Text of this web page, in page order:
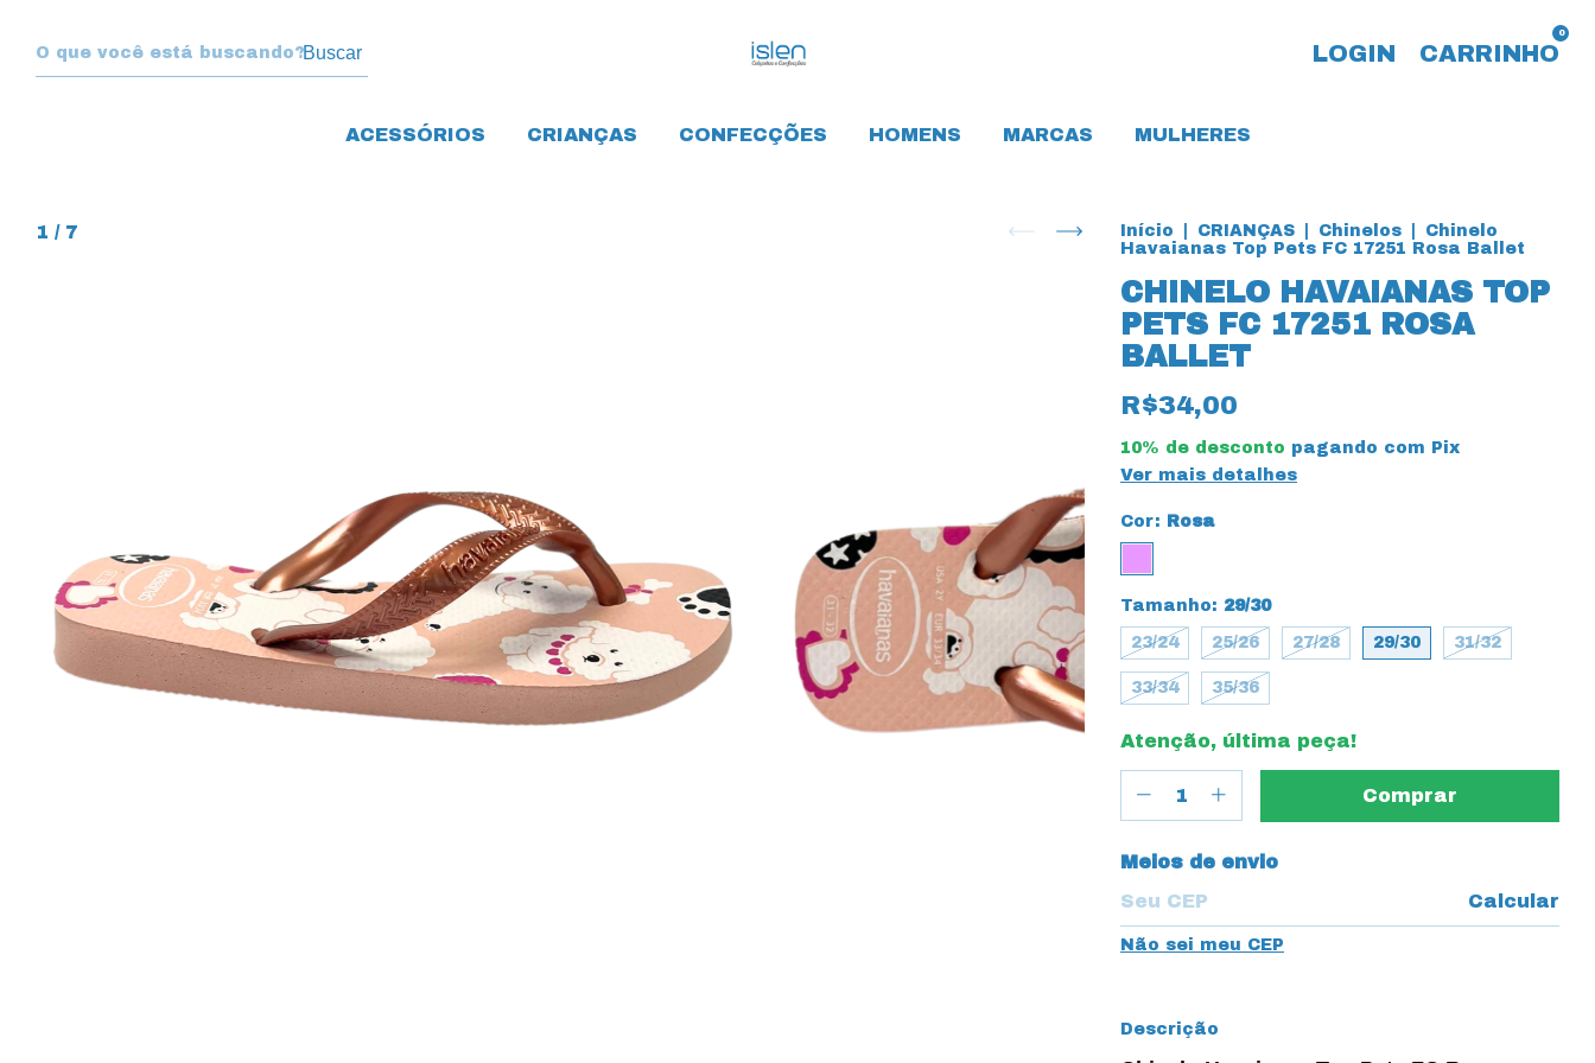
Buscar LOGIN CARRINHO
0
ACESSÓRIOS CRIANÇAS CONFECÇÕES HOMENS MARCAS MULHERES
1 / 7 Início CRIANÇAS Chinelos
Chinelo
Havaianas Top Pets FC 17251 Rosa Ballet
CHINELO HAVAIANAS TOP
PETS FC 17251 ROSA
BALLET
R$34,00
10% de desconto pagando com Pix
Ver mais detalhes
Cor: Rosa
Tamanho: 29/30
23/24 25/26 27/28 29/30 31/32
33/34 35/36
Atenção, última peça!
Entregas para o CEP:
Meios de envio
Calcular
Não sei meu CEP
Descrição